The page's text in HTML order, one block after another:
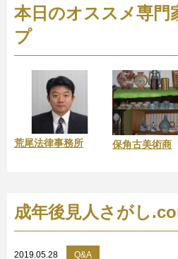
本日のオススメ専門
プ
荒尾法律事務所 保角古美術商
成年後見人さがし
2019.05.28 Q&A